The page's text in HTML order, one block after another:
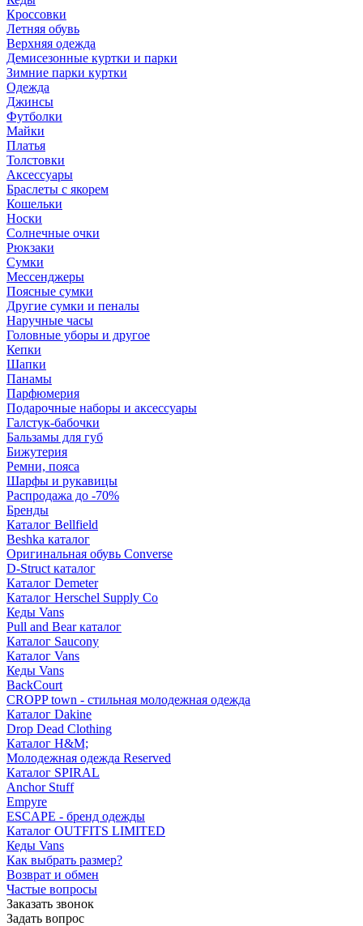
Кроссовки
Летняя обувь
Верхняя одежда
Демисезонные куртки и парки
Зимние парки куртки
Одежда
Джинсы
Футболки
Майки
Платья
Толстовки
Аксессуары
Браслеты с якорем
Кошельки
Носки
Солнечные очки
Рюкзаки
Сумки
Мессенджеры
Поясные сумки
Другие сумки и пеналы
Наручные часы
Головные уборы и другое
Кепки
Шапки
Панамы
Парфюмерия
Подарочные наборы и аксессуары
Галстук-бабочки
Бальзамы для губ
Бижутерия
Ремни, пояса
Шарфы и рукавицы
Распродажа до -70%
Бренды
Каталог Bellfield
Beshka каталог
Оригинальная обувь Converse
D-Struct каталог
Каталог Demeter
Каталог Herschel Supply Co
Кеды Vans
Pull and Bear каталог
Каталог Saucony
Каталог Vans
Кеды Vans
BackCourt
CROPP town - стильная молодежная одежда
Каталог Dakine
Drop Dead Clothing
Каталог H&M;
Молодежная одежда Reserved
Каталог SPIRAL
Anchor Stuff
Empyre
ESCAPE - бренд одежды
Каталог OUTFITS LIMITED
Кеды Vans
Как выбрать размер?
Возврат и обмен
Частые вопросы
Заказать звонок
Задать вопрос